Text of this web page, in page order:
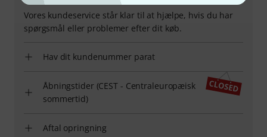
Vores kundeservice står klar til at hjælpe, hvis du har
spørgsmål eller problemer efter dit køb.
Hav dit kundenummer parat
Åbningstider (CEST - Centraleuropæisk
sommertid)
Aftal opringning